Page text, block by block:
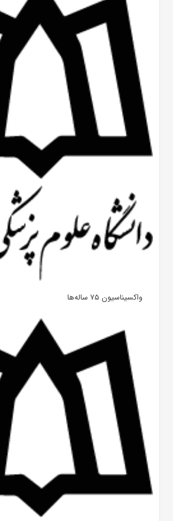
واکسیناسیون ۷۵ ساله‌ها